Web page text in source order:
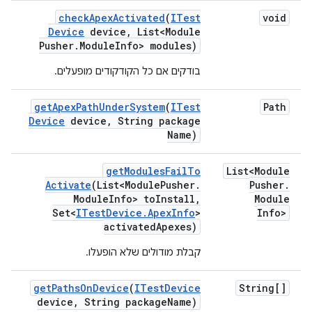
void
checkApexActivated(ITest
Device device ,
List<Module
Pusher. ModuleInfo> modules)
בודקים אם כל הקודקודים מופעלים.
Path
getApexPathUnderSystem(ITest
Device device , String package
Name)
List<Module
Pusher.
Module
Info>
getModulesFailTo
Activate(List<ModulePusher.
ModuleInfo> toInstall ,
Set<ITestDevice .ApexInfo>
activatedApexes)
קבלת מודולים שלא הופעלו.
String[]
getPathsOnDevice(ITestDevice
device , String packageName)